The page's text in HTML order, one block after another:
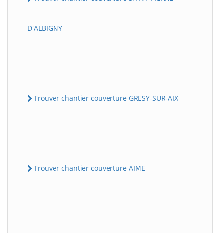
D'ALBIGNY
Trouver chantier couverture GRESY-SUR-AIX
Trouver chantier couverture AIME